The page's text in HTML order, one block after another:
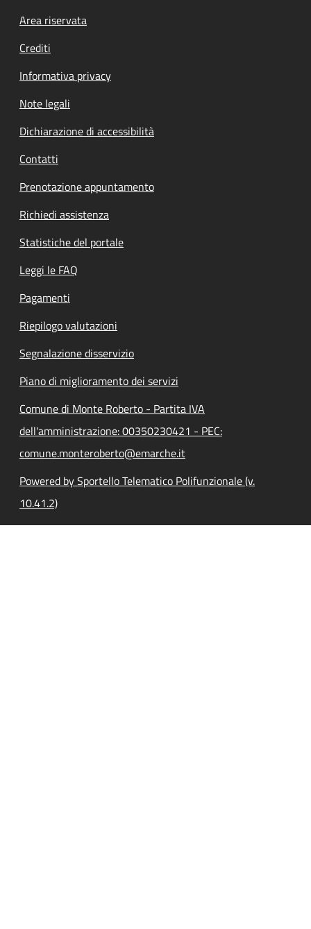
Footer menu
Area riservata
Crediti
Informativa privacy
Note legali
Dichiarazione di accessibilità
Contatti
Prenotazione appuntamento
Richiedi assistenza
Statistiche del portale
Leggi le FAQ
Pagamenti
Riepilogo valutazioni
Segnalazione disservizio
Piano di miglioramento dei servizi
Comune di Monte Roberto - Partita IVA
dell'amministrazione: 00350230421 - PEC:
comune.monteroberto@emarche.it
Powered by Sportello Telematico Polifunzionale (v.
10.41.2)